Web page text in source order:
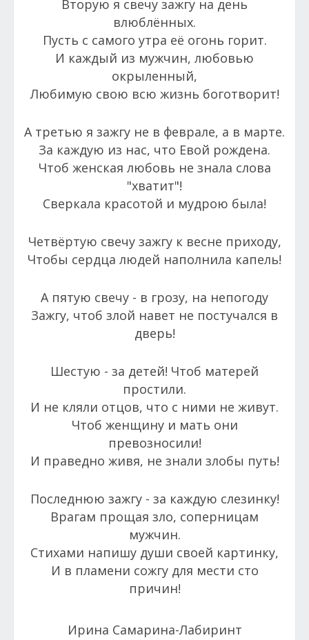
Вторую я свечу зажгу на день
влюблённых.
Пусть с самого утра её огонь горит.
И каждый из мужчин, любовью
окрыленный,
Любимую свою всю жизнь боготворит!
А третью я зажгу не в феврале, а в марте.
За каждую из нас, что Евой рождена.
Чтоб женская любовь не знала слова
"хватит"!
Сверкала красотой и мудрою была!
Четвёртую свечу зажгу к весне приходу,
Чтобы сердца людей наполнила капель!
А пятую свечу - в грозу, на непогоду
Зажгу, чтоб злой навет не постучался в
дверь!
Шестую - за детей! Чтоб матерей
простили.
И не кляли отцов, что с ними не живут.
Чтоб женщину и мать они
превозносили!
И праведно живя, не знали злобы путь!
Последнюю зажгу - за каждую слезинку!
Врагам прощая зло, соперницам
мужчин.
Стихами напишу души своей картинку,
И в пламени сожгу для мести сто
причин!
Ирина Самарина-Лабиринт